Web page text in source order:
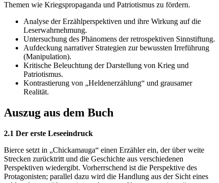
Themen wie Kriegspropaganda und Patriotismus zu fördern.
Analyse der Erzählperspektiven und ihre Wirkung auf die
Leserwahrnehmung.
Untersuchung des Phänomens der retrospektiven Sinnstiftung.
Aufdeckung narrativer Strategien zur bewussten Irreführung
(Manipulation).
Kritische Beleuchtung der Darstellung von Krieg und
Patriotismus.
Kontrastierung von „Heldenerzählung“ und grausamer
Realität.
Auszug aus dem Buch
2.1 Der erste Leseeindruck
Bierce setzt in „Chickamauga“ einen Erzähler ein, der über weite
Strecken zurücktritt und die Geschichte aus verschiedenen
Perspektiven wiedergibt. Vorherrschend ist die Perspektive des
Protagonisten; parallel dazu wird die Handlung aus der Sicht eines